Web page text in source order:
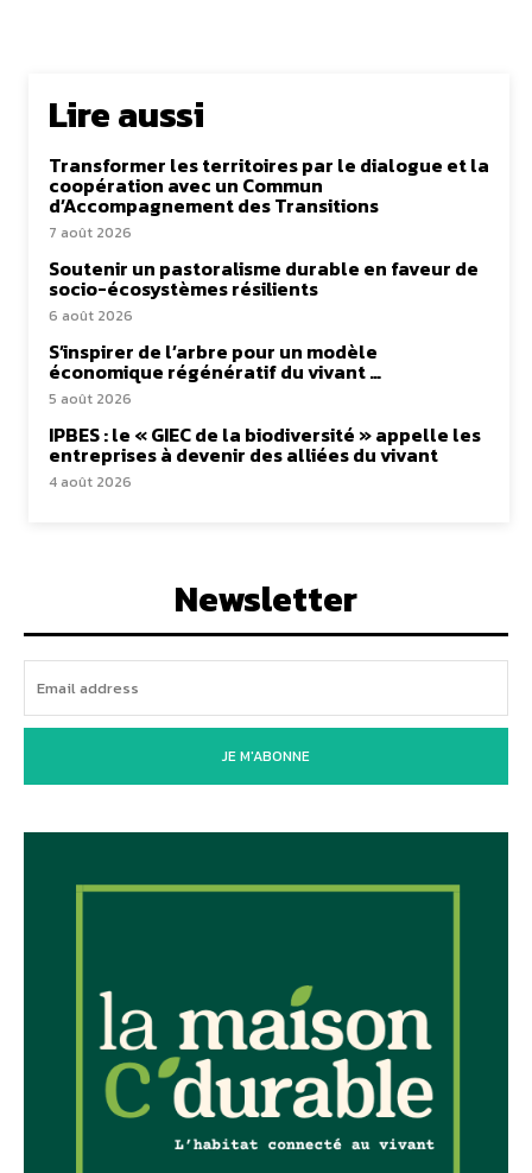
Lire aussi
Transformer les territoires par le dialogue et la
coopération avec un Commun
d’Accompagnement des Transitions
7 août 2026
Soutenir un pastoralisme durable en faveur de
socio-écosystèmes résilients
6 août 2026
S’inspirer de l’arbre pour un modèle
économique régénératif du vivant …
5 août 2026
IPBES : le « GIEC de la biodiversité » appelle les
entreprises à devenir des alliées du vivant
4 août 2026
Newsletter
JE M'ABONNE